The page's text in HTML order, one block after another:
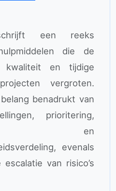
een reeks
die de
kwaliteit en tijdige
vergroten.
benadrukt van
prioritering,
en
evenals
van risico’s